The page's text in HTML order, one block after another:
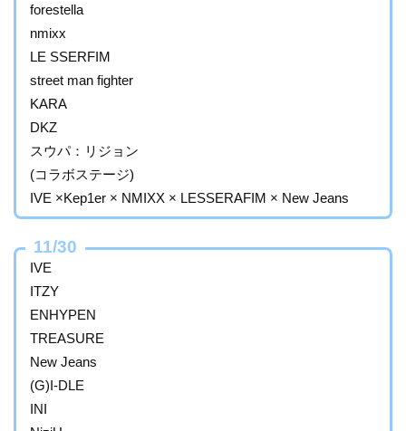
forestella
nmixx
LE SSERFIM
street man fighter
KARA
DKZ
スウパ：リジョン
(コラボステージ)
IVE ×Kep1er × NMIXX × LESSERAFIM × New Jeans
11/30
IVE
ITZY
ENHYPEN
TREASURE
New Jeans
(G)I-DLE
INI